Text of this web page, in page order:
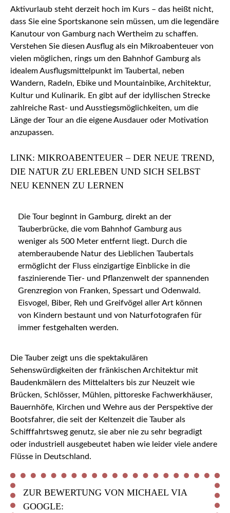
Aktivurlaub steht derzeit hoch im Kurs – das heißt nicht,
dass Sie eine Sportskanone sein müssen, um die legendäre
Kanutour von Gamburg nach Wertheim zu schaffen.
Verstehen Sie diesen Ausflug als ein Mikroabenteuer von
vielen möglichen, rings um den Bahnhof Gamburg als
idealem Ausflugsmittelpunkt im Taubertal, neben
Wandern, Radeln, Ebike und Mountainbike, Architektur,
Kultur und Kulinarik. En gibt auf der idyllischen Strecke
zahlreiche Rast- und Ausstiegsmöglichkeiten, um die
Länge der Tour an die eigene Ausdauer oder Motivation
anzupassen.
LINK: MIKROABENTEUER – DER NEUE TREND,
DIE NATUR ZU ERLEBEN UND SICH SELBST
NEU KENNEN ZU LERNEN
Die Tour beginnt in Gamburg, direkt an der
Tauberbrücke, die vom Bahnhof Gamburg aus
weniger als 500 Meter entfernt liegt. Durch die
atemberaubende Natur des Lieblichen Taubertals
ermöglicht der Fluss einzigartige Einblicke in die
faszinierende Tier- und Pflanzenwelt der spannenden
Grenzregion von Franken, Spessart und Odenwald.
Eisvogel, Biber, Reh und Greifvögel aller Art können
von Kindern bestaunt und von Naturfotografen für
immer festgehalten werden.
Die Tauber zeigt uns die spektakulären
Sehenswürdigkeiten der fränkischen Architektur mit
Baudenkmälern des Mittelalters bis zur Neuzeit wie
Brücken, Schlösser, Mühlen, pittoreske Fachwerkhäuser,
Bauernhöfe, Kirchen und Wehre aus der Perspektive der
Bootsfahrer, die seit der Keltenzeit die Tauber als
Schifffahrtsweg genutz, sie aber nie zu sehr begradigt
oder industriell ausgebeutet haben wie leider viele andere
Flüsse in Deutschland.
ZUR BEWERTUNG VON MICHAEL VIA
GOOGLE: